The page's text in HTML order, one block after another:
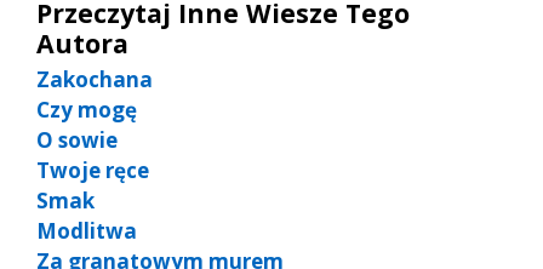
Przeczytaj Inne Wiesze Tego
Autora
Zakochana
Czy mogę
O sowie
Twoje ręce
Smak
Modlitwa
Za granatowym murem